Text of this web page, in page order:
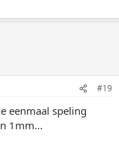
#19
eenmaal speling
1mm...